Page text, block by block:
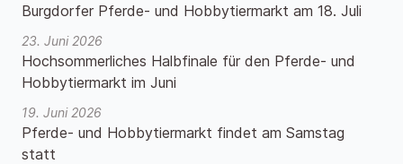
Burgdorfer Pferde- und Hobbytiermarkt am 18. Juli
23. Juni 2026
Hochsommerliches Halbfinale für den Pferde- und
Hobbytiermarkt im Juni
19. Juni 2026
Pferde- und Hobbytiermarkt findet am Samstag
statt